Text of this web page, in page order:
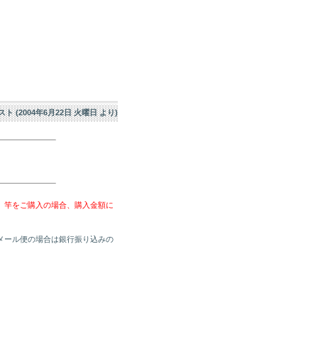
ト (2004年6月22日 火曜日 より)
竿をご購入の場合、購入金額に
ール便の場合は銀行振り込みの